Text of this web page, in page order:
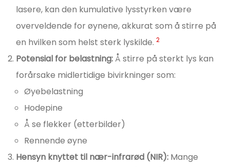
lasere, kan den kumulative lysstyrken være
overveldende for øynene, akkurat som å stirre på
en hvilken som helst sterk lyskilde. 2
Potensial for belastning:Å stirre på sterkt lys kan
forårsake midlertidige bivirkninger som:
Øyebelastning
Hodepine
Å se flekker (etterbilder)
Rennende øyne
Hensyn knyttet til nær-infrarød (NIR): Mange